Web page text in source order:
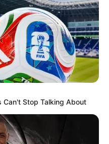
εργάτης μετά από 19 ημέρες
Can't Stop Talking About